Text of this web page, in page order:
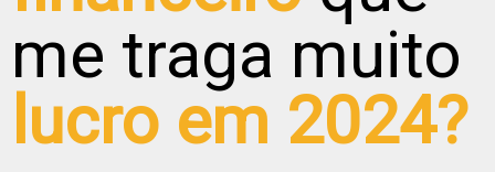
me traga muito
lucro em 2024?